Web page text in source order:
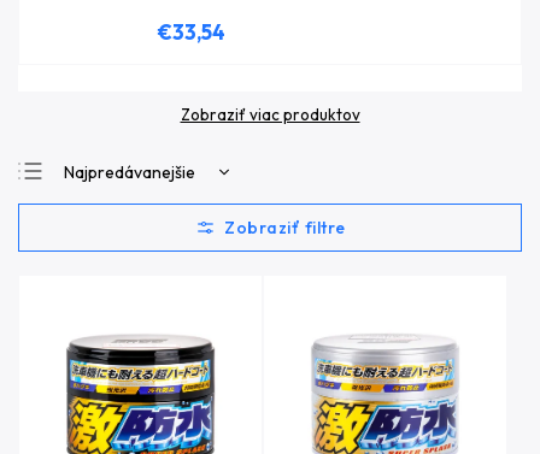
€33,54
Zobraziť viac produktov
Najpredávanejšie
Najlacnejšie
Najdrahšie